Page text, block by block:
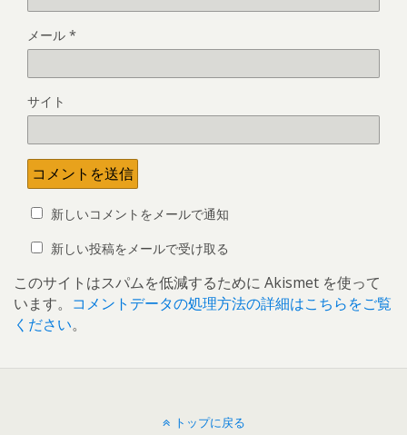
メール *
サイト
新しいコメントをメールで通知
新しい投稿をメールで受け取る
このサイトはスパムを低減するために Akismet を使って
います。 コメントデータの処理方法の詳細はこちらをご覧
ください。
トップに戻る